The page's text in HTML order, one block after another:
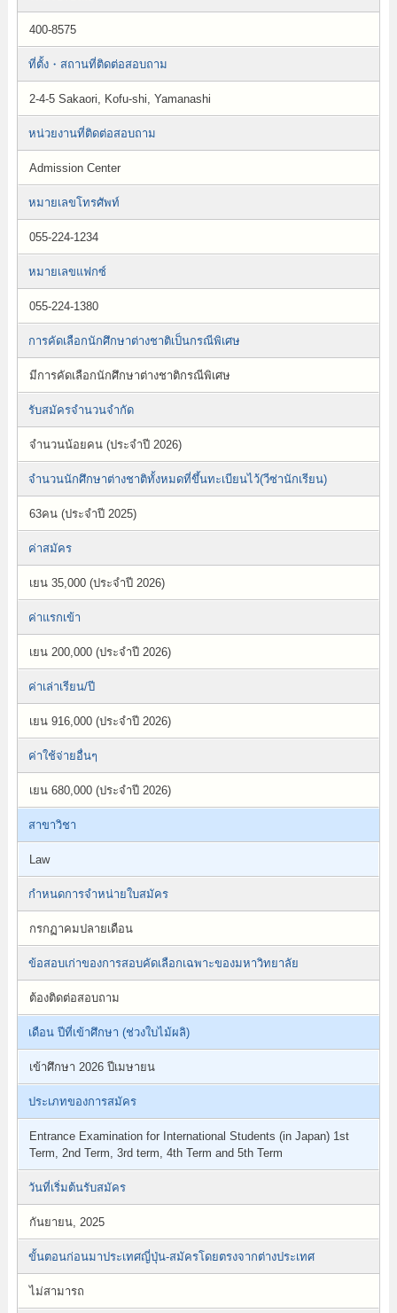
400-8575
ที่ตั้ง・สถานที่ติดต่อสอบถาม
2-4-5 Sakaori, Kofu-shi, Yamanashi
หน่วยงานที่ติดต่อสอบถาม
Admission Center
หมายเลขโทรศัพท์
055-224-1234
หมายเลขแฟกซ์
055-224-1380
การคัดเลือกนักศึกษาต่างชาติเป็นกรณีพิเศษ
มีการคัดเลือกนักศึกษาต่างชาติกรณีพิเศษ
รับสมัครจำนวนจำกัด
จำนวนน้อยคน (ประจำปี 2026)
จำนวนนักศึกษาต่างชาติทั้งหมดที่ขึ้นทะเบียนไว้(วีซ่านักเรียน)
63คน (ประจำปี 2025)
ค่าสมัคร
เยน 35,000 (ประจำปี 2026)
ค่าแรกเข้า
เยน 200,000 (ประจำปี 2026)
ค่าเล่าเรียน/ปี
เยน 916,000 (ประจำปี 2026)
ค่าใช้จ่ายอื่นๆ
เยน 680,000 (ประจำปี 2026)
สาขาวิชา
Law
กำหนดการจำหน่ายใบสมัคร
กรกฏาคมปลายเดือน
ข้อสอบเก่าของการสอบคัดเลือกเฉพาะของมหาวิทยาลัย
ต้องติดต่อสอบถาม
เดือน ปีที่เข้าศึกษา (ช่วงใบไม้ผลิ)
เข้าศึกษา 2026 ปีเมษายน
ประเภทของการสมัคร
Entrance Examination for International Students (in Japan) 1st
Term, 2nd Term, 3rd term, 4th Term and 5th Term
วันที่เริ่มต้นรับสมัคร
กันยายน, 2025
ขั้นตอนก่อนมาประเทศญี่ปุ่น-สมัครโดยตรงจากต่างประเทศ
ไม่สามารถ